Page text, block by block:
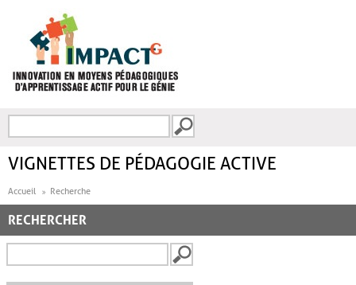
FORMULAIRE DE
VIGNETTES DE PÉDAGOGIE ACTIVE
Accueil Recherche
RECHERCHER